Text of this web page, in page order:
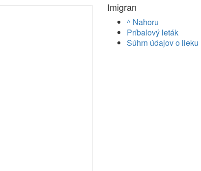
Imigran
^ Nahoru
Príbalový leták
Súhrn údajov o lieku